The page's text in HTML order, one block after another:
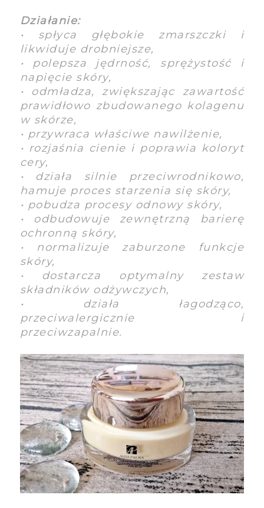
Działanie:
• spłyca głębokie zmarszczki i
likwiduje drobniejsze,
• polepsza jędrność, sprężystość i
napięcie skóry,
• odmładza, zwiększając zawartość
prawidłowo zbudowanego kolagenu
w skórze,
• przywraca właściwe nawilżenie,
• rozjaśnia cienie i poprawia koloryt
cery,
• działa silnie przeciwrodnikowo,
hamuje proces starzenia się skóry,
• pobudza procesy odnowy skóry,
• odbudowuje zewnętrzną barierę
ochronną skóry,
• normalizuje zaburzone funkcje
skóry,
• dostarcza optymalny zestaw
składników odżywczych,
• działa łagodząco,
przeciwalergicznie i
przeciwzapalnie.